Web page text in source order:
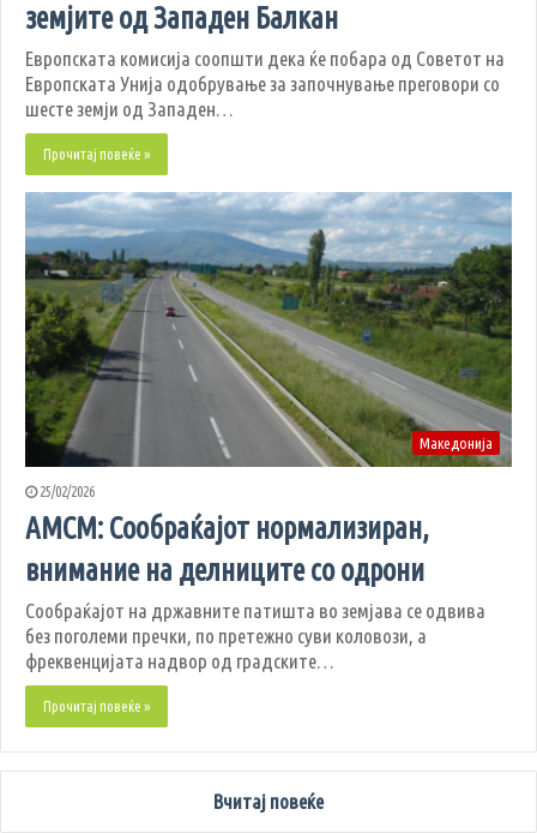
земјите од Западен Балкан
Европската комисија соопшти дека ќе побара од Советот на
Европската Унија одобрување за започнување преговори со
шесте земји од Западен…
Прочитај повеќе »
Македонија
25/02/2026
АМСМ: Сообраќајот нормализиран,
внимание на делниците со одрони
Сообраќајот на државните патишта во земјава се одвива
без поголеми пречки, по претежно суви коловози, а
фреквенцијата надвор од градските…
Прочитај повеќе »
Вчитај повеќе